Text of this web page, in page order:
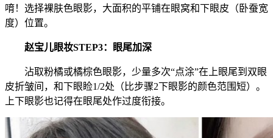
唷！选择裸肤色眼影，大面积的平铺在眼窝和下眼皮（卧蚕宽
度）位置。
赵宝儿眼妆STEP3：眼尾加深
沾取粉橘或橘棕色眼影，少量多次“点涂”在上眼尾到双眼
皮折皱间，和下眼睑1/2处（比步骤2下眼影的颜色范围短）。
上下眼影也记得在眼尾处作过度衔接。